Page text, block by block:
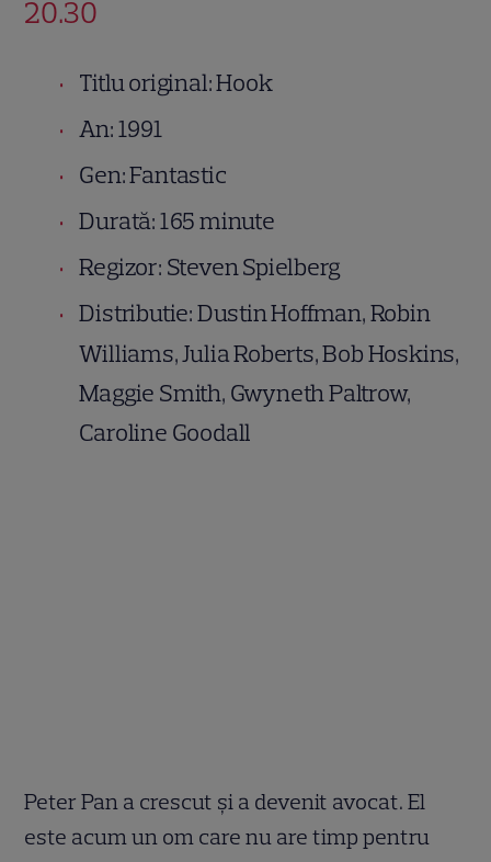
20.30
Titlu original: Hook
An: 1991
Gen: Fantastic
Durată: 165 minute
Regizor: Steven Spielberg
Distributie: Dustin Hoffman, Robin
Williams, Julia Roberts, Bob Hoskins,
Maggie Smith, Gwyneth Paltrow,
Caroline Goodall
Peter Pan a crescut şi a devenit avocat. El
este acum un om care nu are timp pentru